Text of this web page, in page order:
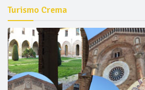
Turismo Crema